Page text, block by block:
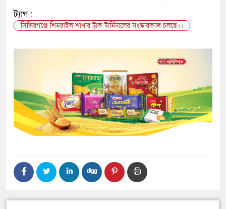
ট্যাগ :
সিদ্ধিরগঞ্জে শিমরাইল শাখার ট্রাক টার্মিনালের সংস্কারকাজ চলছে।।